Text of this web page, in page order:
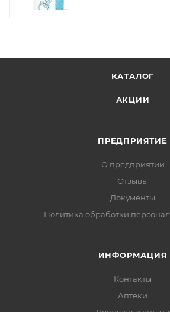
КАТАЛОГ
АКЦИИ
ПРЕДПРИЯТИЕ
О предприятии
Отзывы
Документы
Политика обработки
ИНФОРМАЦИЯ
Контакты
Аптеки